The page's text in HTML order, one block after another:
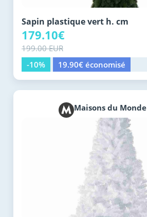
Sapin plastique vert h. cm
179.10€
199.00 EUR
-10%
19.90€ économisé
Maisons du Monde